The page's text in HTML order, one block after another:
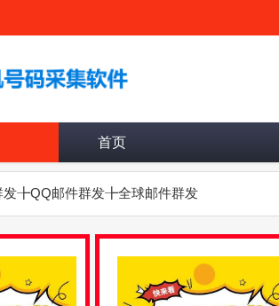
首页
发╊QQ邮件群发╊全球邮件群发